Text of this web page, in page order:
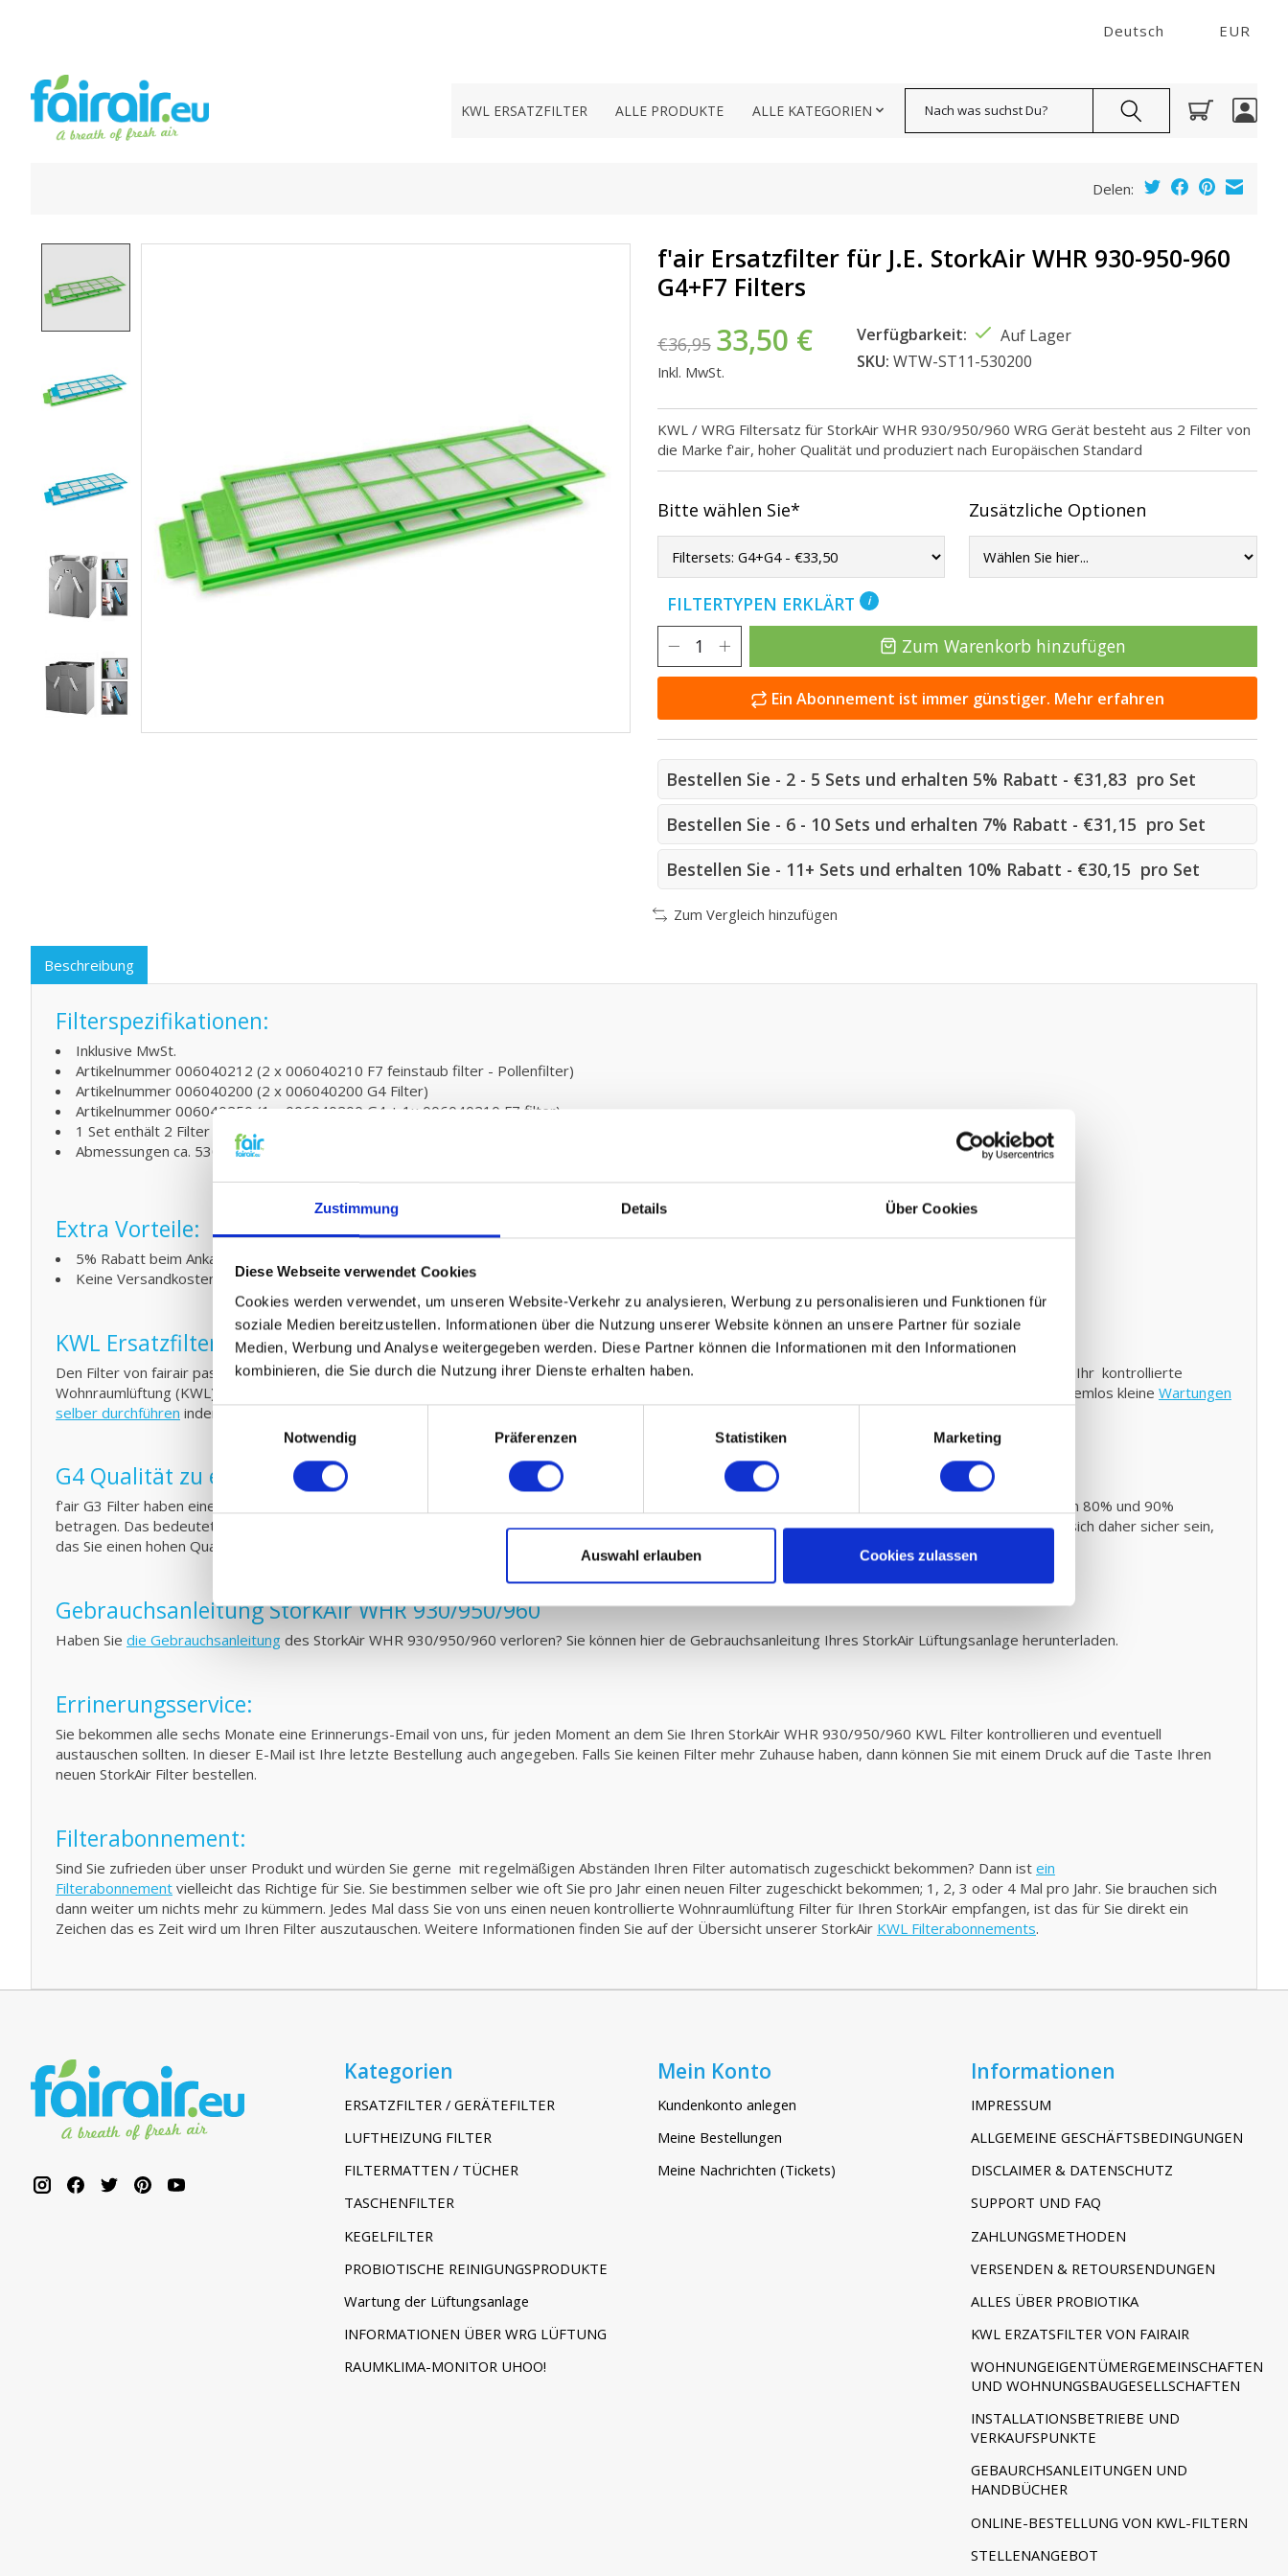
Zustimmung Details Über Cookies
Diese Webseite verwendet Cookies
Cookies werden verwendet, um unseren Website-Verkehr zu analysieren, Werbung zu personalisieren und Funktionen für
soziale Medien bereitzustellen. Informationen über die Nutzung unserer Website können an unsere Partner für soziale
Medien, Werbung und Analyse weitergegeben werden. Diese Partner können die Informationen mit den Informationen
kombinieren, die Sie durch die Nutzung ihrer Dienste erhalten haben.
Einwilligungsauswahl
Notwendig
Präferenzen Statistiken Marketing
Auswahl erlauben Cookies zulassen
Deutsch EUR
KWL ERSATZFILTER ALLE PRODUKTE ALLE KATEGORIEN
Delen:
f'air Ersatzfilter für J.E. StorkAir WHR 930-950-960
G4+F7 Filters
€36,95 33,50 €
Inkl. MwSt.
Verfügbarkeit:
Auf Lager
SKU: WTW-ST11-530200
KWL / WRG Filtersatz für StorkAir WHR 930/950/960 WRG Gerät besteht aus 2 Filter von
die Marke f'air, hoher Qualität und produziert nach Europäischen Standard
Bitte wählen Sie* Zusätzliche Optionen
FILTERTYPEN ERKLÄRT i
Zum Warenkorb hinzufügen
Ein Abonnement ist immer günstiger. Mehr erfahren
Bestellen Sie - 2 - 5 Sets und erhalten 5% Rabatt - €31,83 pro Set
Bestellen Sie - 6 - 10 Sets und erhalten 7% Rabatt - €31,15 pro Set
Bestellen Sie - 11+ Sets und erhalten 10% Rabatt - €30,15 pro Set
Zum Vergleich hinzufügen
Beschreibung
Filterspezifikationen:
Inklusive MwSt.
Artikelnummer 006040212 (2 x 006040210 F7 feinstaub filter - Pollenfilter)
Artikelnummer 006040200 (2 x 006040200 G4 Filter)
Artikelnummer 006040250 (1 x 006040200 G4 + 1x 006040210 F7 filter)
1 Set enthält 2 Filter (EN779)
Abmessungen ca. 530x200 (in mm en L x B)
Extra Vorteile:
5% Rabatt beim Ankauf von 2 oder mehreren Produkten
Keine Versandkosten ab € 75,- Andere Ländern ab € 125,-
KWL Ersatzfilter Filter Austauschen und kleine Wartung:
Den Filter von fairair passend für den StorkAir WHR 930/950/960 luftungsanlage können Sie auf einfache Weise selber austauschen und den neuen Filter in Ihr kontrollierte
Wohnraumlüftung (KWL) Element anbringen. Schauen Sie dafür auf unsere
für den Austausch Ihres Ersatz Filters. Sie können auch problemlos kleine Wartungen
selber durchführen indem Sie Ihr System zwischendurch mit Probiotika reinigen.
G4 Qualität zu einem G3 Preis:
f'air G3 Filter haben eine Auffangkapazität von 92%. Die Auffangkapazität eines G3 Filters muss den festgelegten EN779 Standards entsprechend zwischen 80% und 90%
betragen. Das bedeutet konkret das f'air G3 Filter eine höhere Effizienz haben und also mehr Schmutz auffangen als der Standard vorschreibt. Sie können sich daher sicher sein,
das Sie einen hohen Qualitätsfilter für einen scharfen Preis kaufen. Lesen Sie hier alles überFilterklassen und Standardisierungen.
Gebrauchsanleitung StorkAir WHR 930/950/960
Haben Sie die Gebrauchsanleitung des StorkAir WHR 930/950/960 verloren? Sie können hier de Gebrauchsanleitung Ihres StorkAir Lüftungsanlage herunterladen.
Errinerungsservice:
Sie bekommen alle sechs Monate eine Erinnerungs-Email von uns, für jeden Moment an dem Sie Ihren StorkAir WHR 930/950/960 KWL Filter kontrollieren und eventuell
austauschen sollten. In dieser E-Mail ist Ihre letzte Bestellung auch angegeben. Falls Sie keinen Filter mehr Zuhause haben, dann können Sie mit einem Druck auf die Taste Ihren
neuen StorkAir Filter bestellen.
Filterabonnement:
Sind Sie zufrieden über unser Produkt und würden Sie gerne mit regelmäßigen Abständen Ihren Filter automatisch zugeschickt bekommen? Dann ist ein
Filterabonnement vielleicht das Richtige für Sie. Sie bestimmen selber wie oft Sie pro Jahr einen neuen Filter zugeschickt bekommen; 1, 2, 3 oder 4 Mal pro Jahr. Sie brauchen sich
dann weiter um nichts mehr zu kümmern. Jedes Mal dass Sie von uns einen neuen kontrollierte Wohnraumlüftung Filter für Ihren StorkAir empfangen, ist das für Sie direkt ein
Zeichen das es Zeit wird um Ihren Filter auszutauschen. Weitere Informationen finden Sie auf der Übersicht unserer StorkAir KWL Filterabonnements.
Kategorien
ERSATZFILTER / GERÄTEFILTER
LUFTHEIZUNG FILTER
FILTERMATTEN / TÜCHER
TASCHENFILTER
KEGELFILTER
PROBIOTISCHE REINIGUNGSPRODUKTE
Wartung der Lüftungsanlage
INFORMATIONEN ÜBER WRG LÜFTUNG
RAUMKLIMA-MONITOR UHOO!
Mein Konto
Kundenkonto anlegen
Meine Bestellungen
Meine Nachrichten (Tickets)
Informationen
IMPRESSUM
ALLGEMEINE GESCHÄFTSBEDINGUNGEN
DISCLAIMER & DATENSCHUTZ
SUPPORT UND FAQ
ZAHLUNGSMETHODEN
VERSENDEN & RETOURSENDUNGEN
ALLES ÜBER PROBIOTIKA
KWL ERZATSFILTER VON FAIRAIR
WOHNUNGEIGENTÜMERGEMEINSCHAFTEN
UND WOHNUNGSBAUGESELLSCHAFTEN
INSTALLATIONSBETRIEBE UND
VERKAUFSPUNKTE
GEBAURCHSANLEITUNGEN UND
HANDBÜCHER
ONLINE-BESTELLUNG VON KWL-FILTERN
STELLENANGEBOT